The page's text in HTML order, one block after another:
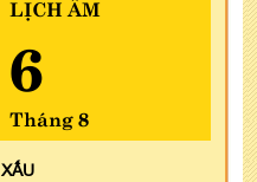
LỊCH ÂM
6
Tháng 8
XẤU